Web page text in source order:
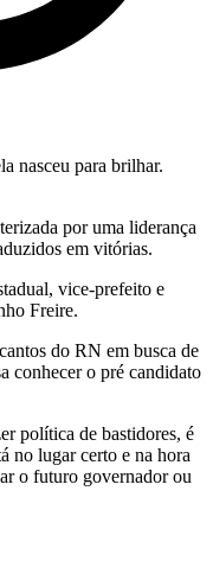
nasceu para brilhar.
por uma liderança
em vitórias.
vice-prefeito e
Freire.
do RN em busca de
conhecer o pré candidato
política de bastidores, é
no lugar certo e na hora
o futuro governador ou